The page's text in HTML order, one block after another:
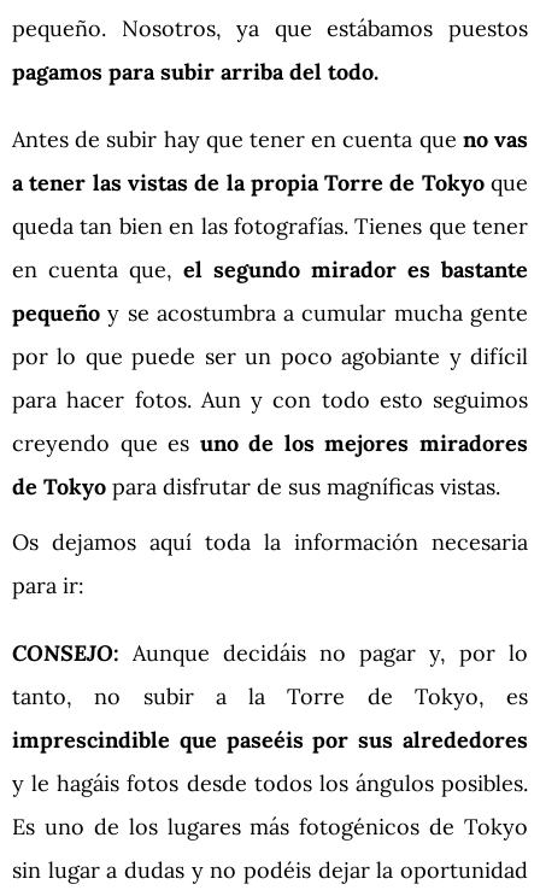
pequeño. Nosotros, ya que estábamos puestos
pagamos para subir arriba del todo.
Antes de subir hay que tener en cuenta que no vas
a tener las vistas de la propia Torre de Tokyoque
queda tan bien en las fotografías. Tienes que tener
en cuenta que, el segundo mirador es bastante
pequeño y se acostumbra a cumular mucha gente
por lo que puede ser un poco agobiante y difícil
para hacer fotos. Aun y con todo esto seguimos
creyendo que es uno de los mejores miradores
de Tokyo para disfrutar de sus magníficas vistas.
Os dejamos aquí toda la información necesaria
para ir:
CONSEJO: Aunque decidáis no pagar y, por lo
tanto, no subir a la Torre de Tokyo, es
imprescindible que paseéis por sus alrededores
y le hagáis fotos desde todos los ángulos posibles.
Es uno de los lugares más fotogénicos de Tokyo
sin lugar a dudas y no podéis dejar la oportunidad